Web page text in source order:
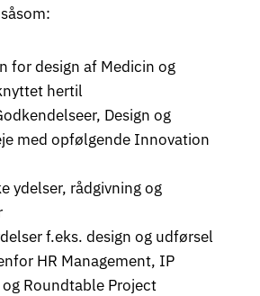
for design af Medicin og
hertil
Design og
med opfølgende Innovation
ydelser, rådgivning og
f.eks. design og udførsel
HR Management, IP
Roundtable Project